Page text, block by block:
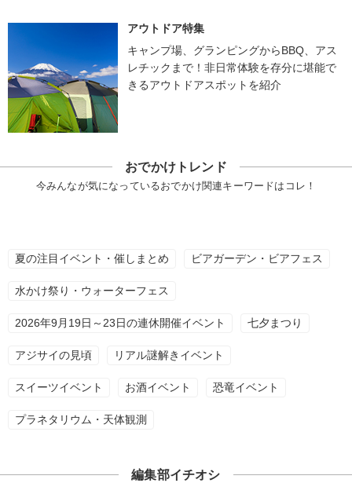
アウトドア特集
キャンプ場、グランピングからBBQ、アス
レチックまで！非日常体験を存分に堪能で
きるアウトドアスポットを紹介
おでかけトレンド
今みんなが気になっているおでかけ関連キーワードはコレ！
夏の注目イベント・催しまとめ ビアガーデン・ビアフェス
水かけ祭り・ウォーターフェス
2026年9月19日～23日の連休開催イベント 七夕まつり
アジサイの見頃 リアル謎解きイベント
スイーツイベント お酒イベント 恐竜イベント
プラネタリウム・天体観測
編集部イチオシ